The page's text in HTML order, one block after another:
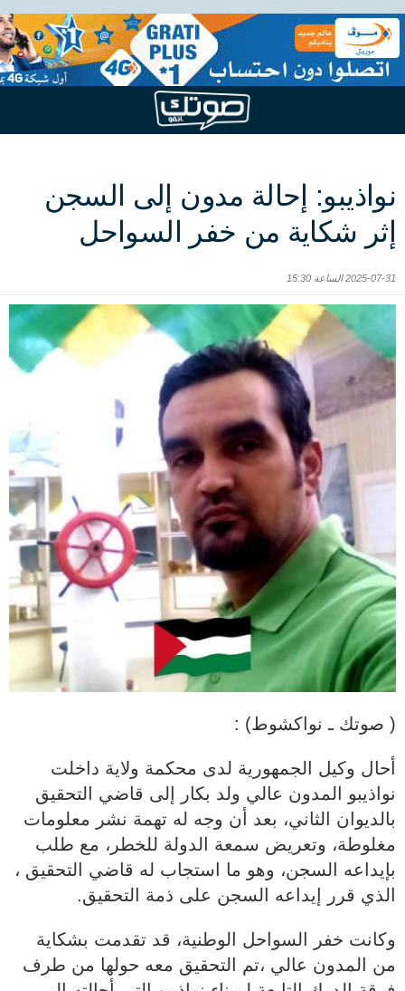
نواذيبو: إحالة مدون إلى السجن
إثر شكاية من خفر السواحل
2025-07-31 الساعة 15:30
( صوتك ـ نواكشوط) :
أحال وكيل الجمهورية لدى محكمة ولاية داخلت
نواذيبو المدون عالي ولد بكار إلى قاضي التحقيق
بالديوان الثاني، بعد أن وجه له تهمة نشر معلومات
مغلوطة، وتعريض سمعة الدولة للخطر، مع طلب
بإيداعه السجن، وهو ما استجاب له قاضي التحقيق ،
الذي قرر إيداعه السجن على ذمة التحقيق.
وكانت خفر السواحل الوطنية، قد تقدمت بشكاية
من المدون عالي ،تم التحقيق معه حولها من طرف